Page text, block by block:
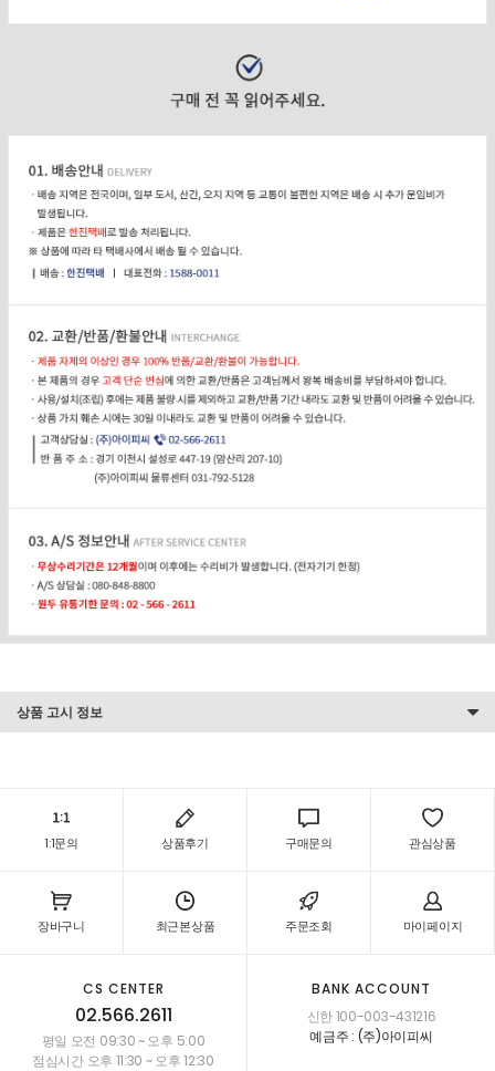
상품 고시 정보
1:1문의 상품후기 구매문의 관심상품
장바구니 최근본상품 주문조회 마이페이지
CS CENTER
02.566.2611
평일 오전 09:30 ~ 오후 5:00
점심시간 오후 11:30 ~ 오후 12:30
BANK ACCOUNT
신한 100-003-431216
예금주 : (주)아이피씨